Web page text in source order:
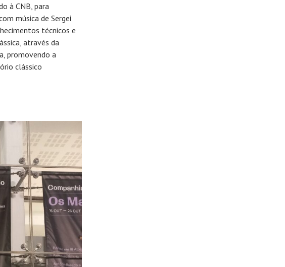
à CNB, para
música de Sergei
técnicos e
através da
promovendo a
clássico